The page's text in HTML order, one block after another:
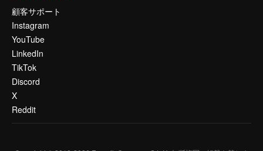
顧客サポート
Instagram
YouTube
LinkedIn
TikTok
Discord
X
Reddit